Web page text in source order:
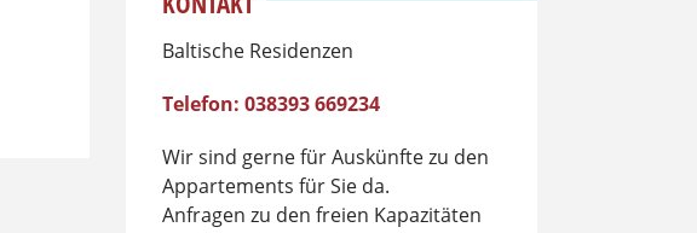
Baltische Residenzen
Telefon: 038393 669234
Wir sind gerne für Auskünfte zu den
Appartements für Sie da.
Anfragen zu den freien Kapazitäten